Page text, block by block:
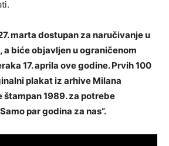
marta dostupan za naručivanje u
biće objavljen u ograničenom
17. aprila ove godine. Prvih 100
plakat iz arhive Milana
štampan 1989. za potrebe
par godina za nas”.